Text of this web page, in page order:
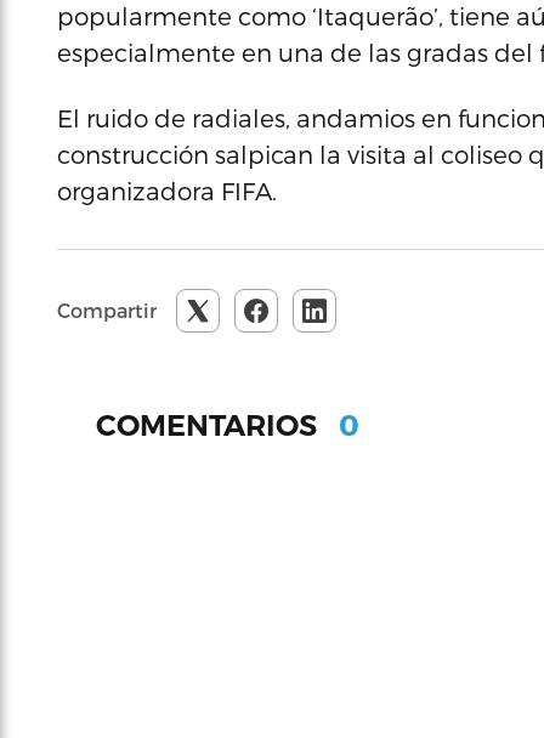
popularmente como ‘Itaquerão’, tiene
especialmente en una de las gradas del
El ruido de radiales, andamios en
construcción salpican la visita al coliseo
organizadora FIFA.
Compartir
COMENTARIOS 0